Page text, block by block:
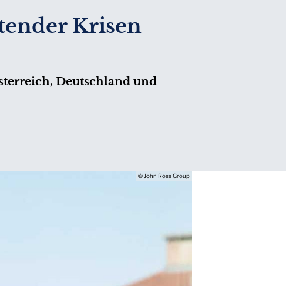
Krisen
Deutschland und
© John Ross Group